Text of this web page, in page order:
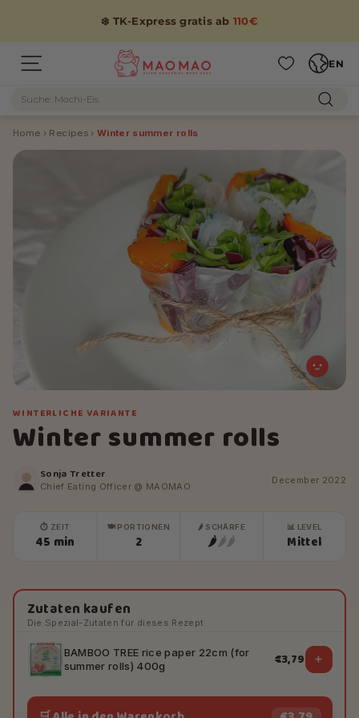
❄️ TK-Express gratis ab 110€
Site navigation
M
A
A
EN
Search
Home › Recipes› Winter summer rolls
WINTERLICHE VARIANTE
Winter summer rolls
Sonja Tretter
Chief Eating Officer @ MAOMAO
December 2022
⏱ ZEIT
45 min
🍽 PORTIONEN
2
🌶 SCHÄRFE
🌶🌶🌶
📊 LEVEL
Mittel
Zutaten kaufen
Die Spezial-Zutaten für dieses Rezept
BAMBOO TREE rice paper 22cm (for
summer rolls) 400g
€3,79 +